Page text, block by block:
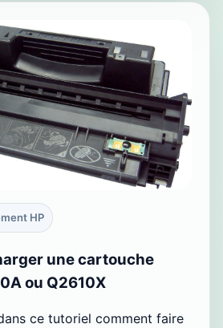
HP
une cartouche
ou Q2610X
ce tutoriel comment faire